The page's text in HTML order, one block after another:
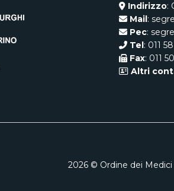
Indirizzo:
Mail :
Pec:
Tel : 011 58
Fax: 011
Altri
2026© Ordine dei Medici